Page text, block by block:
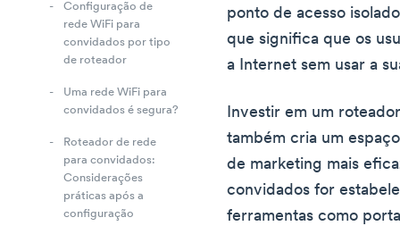
Configuração de
rede WiFi para
convidados por tipo
de roteador
Uma rede WiFi para
convidados é segura?
Roteador de rede
para convidados:
Considerações
práticas após a
configuração
ponto de acesso
que significa que os
a Internet sem usar a
Investir em um
também cria um
de marketing mais
convidados for
ferramentas como